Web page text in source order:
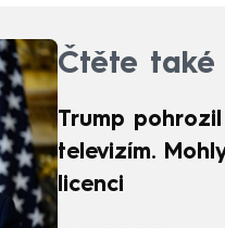
Čtěte také
Trump
televizím.
licenci